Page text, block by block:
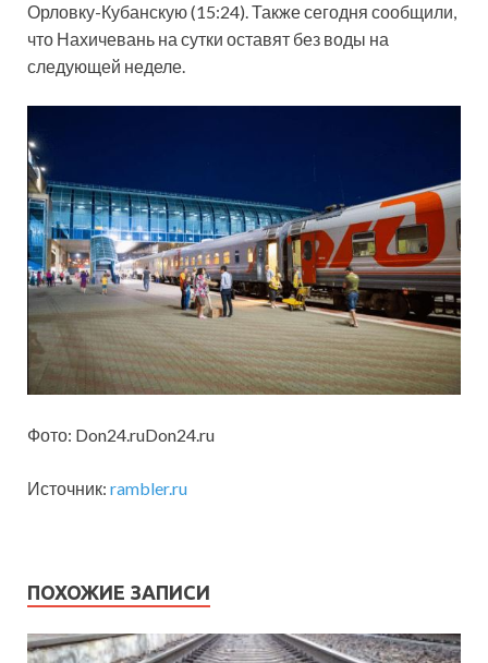
Орловку-Кубанскую (15:24). Также сегодня сообщили,
что Нахичевань на сутки оставят без воды на
следующей неделе.
Фото: Don24.ruDon24.ru
Источник: rambler.ru
ПОХОЖИЕ ЗАПИСИ